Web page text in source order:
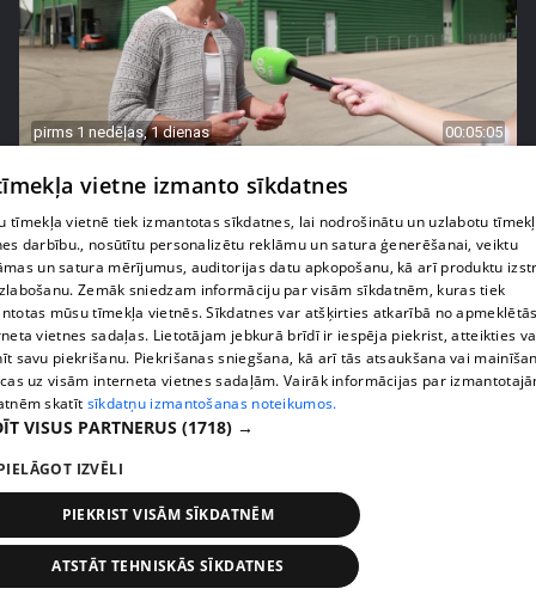
pirms 1 nedēļas, 1 dienas 00:05:05
Melleņu zelta drudzis: kas nosaka iepirkuma
cenu?
409. epizode
Ogas un sēnes šogad dārgākas, bet uzpirkšanas
vietne izmanto sīkdatnes
tīmekļa vietnē tiek izmantotas sīkdatnes, lai nodrošinātu un uzlabotu
darbību., nosūtītu personalizētu reklāmu un satura ģenerēšanai, veiktu
un satura mērījumus, auditorijas datu apkopošanu, kā arī produktu
Zemāk sniedzam informāciju par visām sīkdatnēm, kuras tiek
mūsu tīmekļa vietnēs. Sīkdatnes var atšķirties atkarībā no
vietnes sadaļas. Lietotājam jebkurā brīdī ir iespēja piekrist, atteikties
savu piekrišanu. Piekrišanas sniegšana, kā arī tās atsaukšana vai
uz visām interneta vietnes sadaļām. Vairāk informācijas par
skatīt sīkdatņu izmantošanas noteikumos.
VISUS PARTNERUS (1718) →
IZVĒLI
PIEKRIST VISĀM SĪKDATNĒM
ATSTĀT TEHNISKĀS SĪKDATNES